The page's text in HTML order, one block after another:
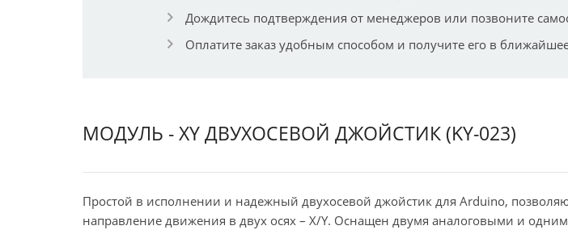
Дождитесь подтверждения от менеджеров или позвоните
Оплатите заказ удобным способом и получите его в
МОДУЛЬ - XY ДВУХОСЕВОЙ ДЖОЙСТИК (KY-023)
Простой в исполнении и надежный двухосевой джойстик для Arduino,
направление движения в двух осях – Х/Y. Оснащен двумя аналоговыми и